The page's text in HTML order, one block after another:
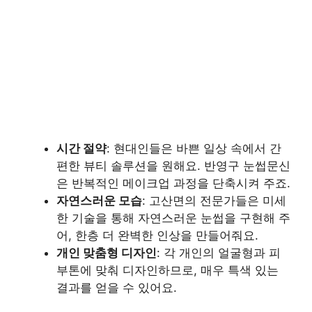
시간 절약: 현대인들은 바쁜 일상 속에서 간
편한 뷰티 솔루션을 원해요. 반영구 눈썹문신
은 반복적인 메이크업 과정을 단축시켜 주죠.
자연스러운 모습: 고산면의 전문가들은 미세
한 기술을 통해 자연스러운 눈썹을 구현해 주
어, 한층 더 완벽한 인상을 만들어줘요.
개인 맞춤형 디자인: 각 개인의 얼굴형과 피
부톤에 맞춰 디자인하므로, 매우 특색 있는
결과를 얻을 수 있어요.